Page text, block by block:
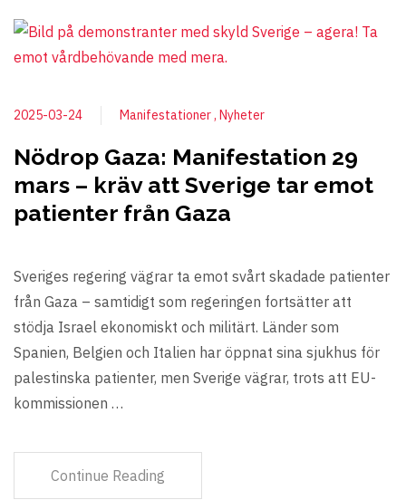
2025-03-24 Manifestationer Nyheter
Nödrop Gaza: Manifestation 29
mars – kräv att Sverige tar emot
patienter från Gaza
Sveriges regering vägrar ta emot svårt skadade patienter
från Gaza – samtidigt som regeringen fortsätter att
stödja Israel ekonomiskt och militärt. Länder som
Spanien, Belgien och Italien har öppnat sina sjukhus för
palestinska patienter, men Sverige vägrar, trots att EU-
kommissionen …
Continue Reading